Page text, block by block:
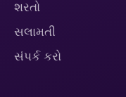
શરતો
સલામતી
સંપર્ક કરો